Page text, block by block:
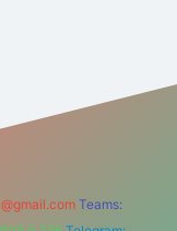
Teams: